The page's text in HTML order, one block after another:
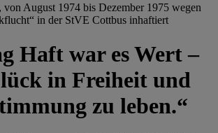
August 1974 bis Dezember 1975 wegen
in der StVE Cottbus inhaftiert
Haft war es Wert –
in Freiheit und
zu leben.“